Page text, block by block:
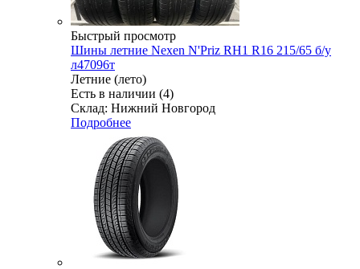
Быстрый просмотр
Шины летние Nexen N'Priz RH1 R16 215/65 б/у
л47096т
Летние (лето)
Есть в наличии (4)
Склад: Нижний Новгород
Подробнее